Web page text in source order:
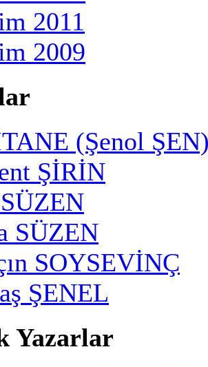
2011
2009
(Şenol
ŞİRİN
SÜZEN
SOYSEVİNÇ
ŞENEL
Yazarlar